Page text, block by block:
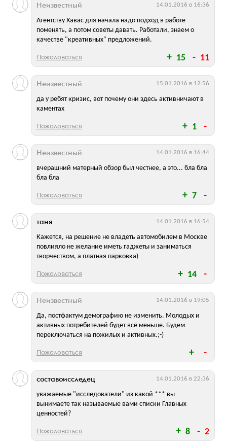
15 11
Агентству Хавас для начала надо подход в работе
поменять, а потом советы давать. Работали, знаем о
качестве "креативных" предложений.
Неизвестный 14.01.2016 в 16:36
Пожаловаться
1
да у ребят кризис, вот почему они здесь активничают в
каментах
Неизвестный 15.01.2016 в 12:56
Пожаловаться
7
вчерашний матерный обзор был честнее, а это... бла бла
бла бла
Неизвестный 14.01.2016 в 16:44
Пожаловаться
14
Кажется, на решение не владеть автомобилем в Москве
повлияло не желание иметь гаджеты и заниматься
творчеством, а платная парковка)
таня 14.01.2016 в 16:54
Пожаловаться
Да, постфактум демографию не изменить. Молодых и
активных потребителей будет всё меньше. Будем
переключаться на пожилых и активных.;-)
Неизвестный 14.01.2016 в 19:05
Пожаловаться
8 2
уважаемые "исследователи" из какой *** вы
вынимаете так называемые вами списки Главных
ценностей?
составоисследец 14.01.2016 в 22:36
Пожаловаться